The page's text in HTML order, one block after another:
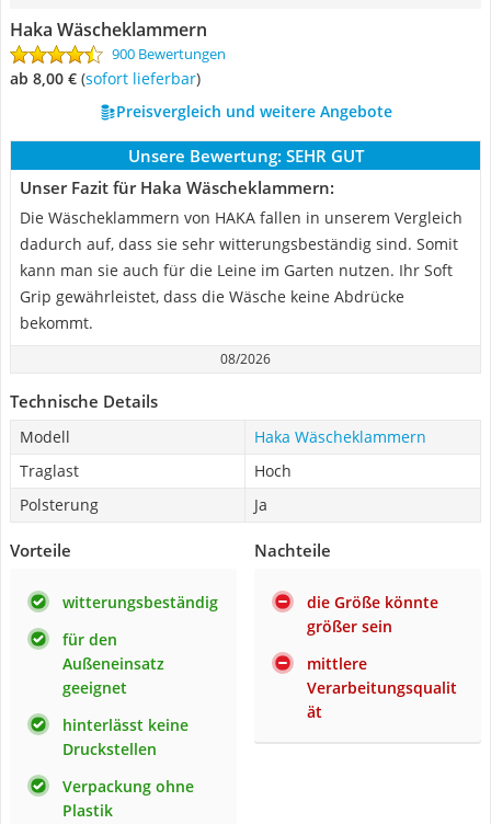
Haka Wäscheklammern
900 Bewertungen
ab 8,00 € ( Sofort lieferbar)
Preisvergleich und weitere Angebote
Unsere Bewertung: SEHR GUT
Unser Fazit für Haka Wäscheklammern:
Die Wäscheklammern von HAKA fallen in unserem Vergleich
dadurch auf, dass sie sehr witterungsbeständig sind. Somit
kann man sie auch für die Leine im Garten nutzen. Ihr Soft
Grip gewährleistet, dass die Wäsche keine Abdrücke
bekommt.
08/2026
Technische Details
Modell
Haka Wäscheklammern
Traglast
Hoch
Polsterung
Ja
Vorteile
witterungsbeständig
für den
Außeneinsatz
geeignet
hinterlässt keine
Druckstellen
Verpackung ohne
Plastik
Nachteile
die Größe könnte
größer sein
mittlere
Verarbeitungsqualit
ät